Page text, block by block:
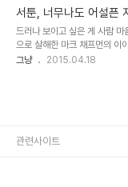
할 말은 해야 직성이 ..
프터서비스(After Service)라
어가 아닙니다. 그저 우리나라
뿐입니다. 근데, 왜 하필 애프
국내 초기 제조업체들의 기술
에 따라 사후 조치를 통해 해결
서툰, 너무나도 어설픈
드러나 보이고 싶은 게 사람 마
으로 살해한 마크 채프먼의 이
그가 그때 상황을 기억하고 싶
욕을 당했느니 폭행을 당했느
그냥 2015.04.18
관련사이트